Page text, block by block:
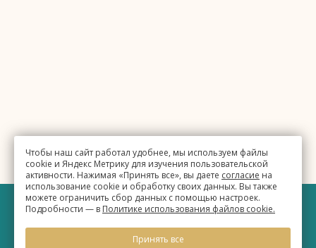
Чтобы наш сайт работал удобнее, мы используем файлы
cookie и Яндекс Метрику для изучения пользовательской
активности. Нажимая «Принять все», вы даете согласие на
использование cookie и обработку своих данных. Вы также
можете ограничить сбор данных с помощью настроек.
Подробности — в Политике использования файлов cookie.
Принять все
2026, Официальный сайт